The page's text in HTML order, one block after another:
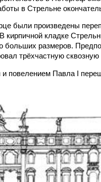
в Стрельне
были произведены
кладке
размеров.
трёхчастную
повелением Павла I